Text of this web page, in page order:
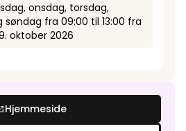
onsdag, torsdag,
søndag fra 09:00 til 13:00 fra
oktober 2026
Hjemmeside